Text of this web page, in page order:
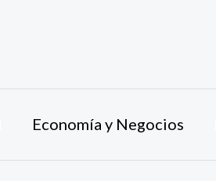
Economía y Negocios